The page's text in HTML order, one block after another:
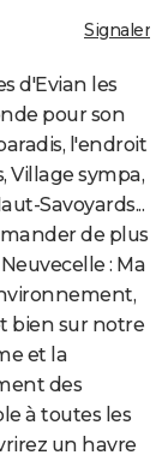
Signaler
d'Evian les
pour son
l'endroit
Village sympa,
Savoyards...
de plus
: Ma
bien sur notre
et la
des
à toutes les
un havre